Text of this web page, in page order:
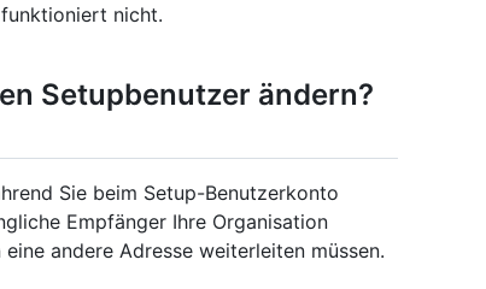
nicht.
Setupbenutzer ändern?
Sie beim Setup-Benutzerkonto
Empfänger Ihre Organisation
andere Adresse weiterleiten müssen.